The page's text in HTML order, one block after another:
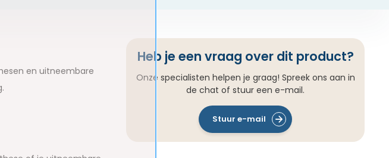
en uitneembare
Heb je een vraag over dit product?
Onze specialisten helpen je graag! Spreek ons aan in
de chat of stuur een e-mail.
Stuur e-mail